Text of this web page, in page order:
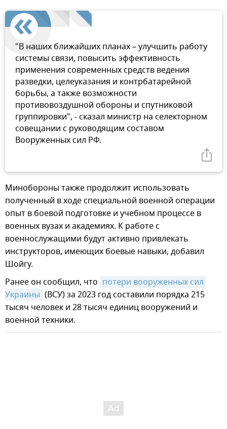
"В наших ближайших планах – улучшить работу
системы связи, повысить эффективность
применения современных средств ведения
разведки, целеуказания и контрбатарейной
борьбы, а также возможности
противовоздушной обороны и спутниковой
группировки", - сказал министр на селекторном
совещании с руководящим составом
Вооруженных сил РФ.
Минобороны также продолжит использовать
полученный в ходе специальной военной операции
опыт в боевой подготовке и учебном процессе в
военных вузах и академиях. К работе с
военнослужащими будут активно привлекать
инструкторов, имеющих боевые навыки, добавил
Шойгу.
Ранее он сообщил, что потери вооруженных сил
Украины (ВСУ) за 2023 год составили порядка 215
тысяч человек и 28 тысяч единиц вооружений и
военной техники.